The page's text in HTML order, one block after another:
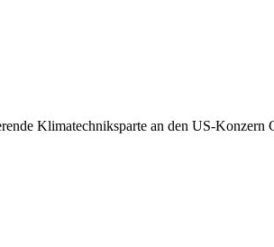
Klimatechniksparte an den US-